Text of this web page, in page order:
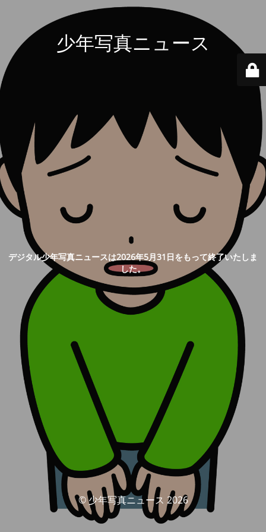
少年写真ニュース
デジタル少年写真ニュースは2026年5月31日をもって終了いたしま
した。
© 少年写真ニュース 2026